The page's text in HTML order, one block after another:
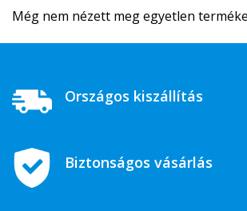
Még nem nézett meg egyetlen
Országos kiszállítás
Biztonságos vásárlás